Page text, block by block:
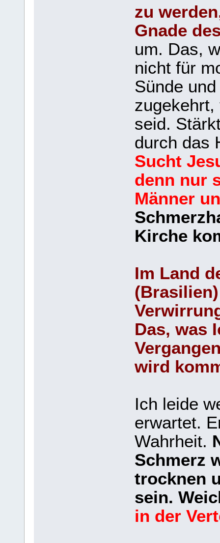
zu
Gnade
um. Das,
nicht für
Sünde
seid.
durch das
Sucht
denn nur
Männer
Kirche
Im Land
Das, was
wird
Ich leide
erwartet.
Wahrheit.
Schmerz
trocknen
sein.
in der